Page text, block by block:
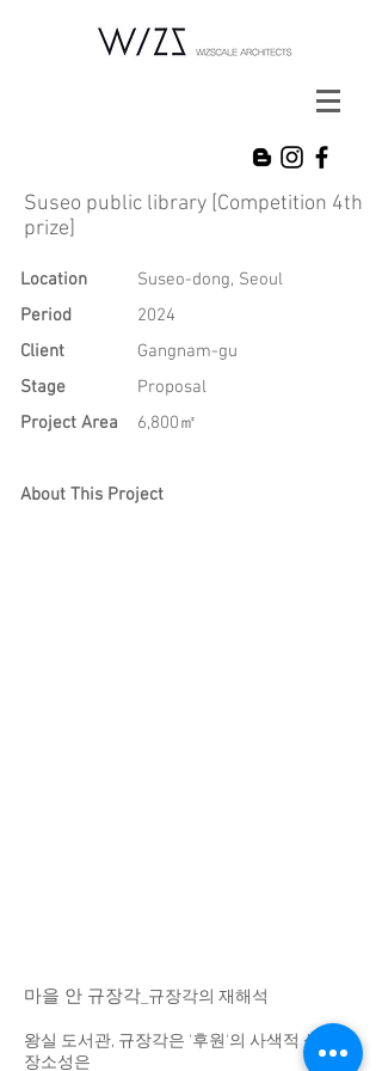
Suseo public library [Competition 4th
prize]
Location
Period
Client
Stage
Project Area
About This Project
Suseo-dong, Seoul
2024
Gangnam-gu
Proposal
6,800㎡
마을 안 규장각 _규장각의 재해석
왕실 도서관, 규장각은 '후원'의 사색적 성격과
장소성은